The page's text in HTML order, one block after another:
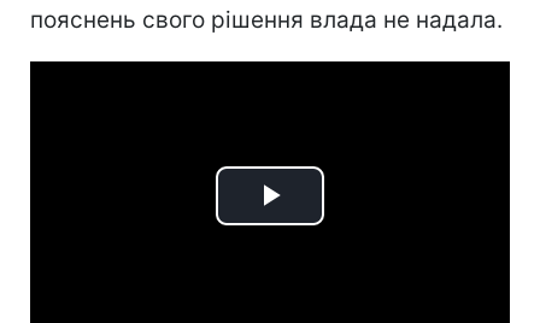
пояснень свого рішення влада не надала.
Play